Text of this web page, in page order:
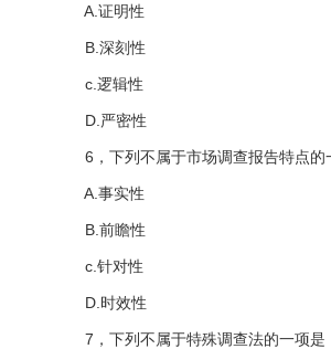
A.证明性
B.深刻性
c.逻辑性
D.严密性
6，下列不属于市场调查报告特点的
A.事实性
B.前瞻性
c.针对性
D.时效性
7，下列不属于特殊调查法的一项是